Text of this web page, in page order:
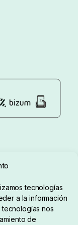
tecnologías
a la información
nos
de